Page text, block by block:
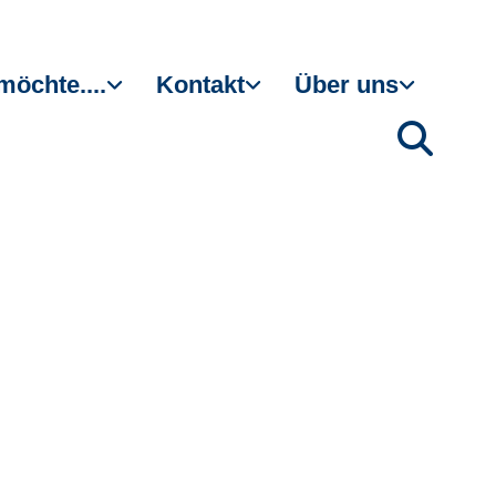
Kontakt Über uns